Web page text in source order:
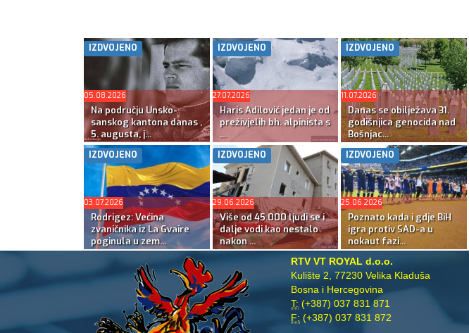
IZDVOJENO
05.08.2026
Na području Unsko-
sanskog kantona danas ,
5. augusta, j...
IZDVOJENO
27.07.2026
Haris Adilović jedan je od
preživjelih bh. alpinista s
...
IZDVOJENO
11.07.2026
Danas se obilježava 31.
godišnjica genocida nad
Bošnjac...
IZDVOJENO
03.07.2026
Rodrigez: Većina
zvaničnika iz La Gvaire
poginula u zem...
IZDVOJENO
29.06.2026
Više od 45.000 ljudi se i
dalje vodi kao nestalo
nakon ...
IZDVOJENO
25.06.2026
Poznato kada i gdje BiH
igra protiv SAD-a u
nokaut fazi...
RTV VT ROYAL d.o.o.
Kulište 2, 77230 Velika Kladuša
Bosna i Hercegovina
T: (+387) 037 831 871
F: (+387) 037 831 872